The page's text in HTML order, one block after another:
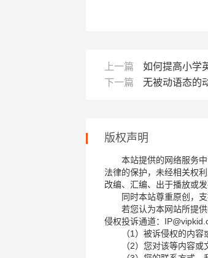
上一篇
如何提高小学
下一篇
无被动语态的
版权声明
本站提供的网络服务
法律的保护，未经相关权
改编、汇编、出于播放或
同时本站尊重原创，
若您认为本网站所提
侵权投诉通道：
（1）被诉侵权的内容
（2）您对该等内容或